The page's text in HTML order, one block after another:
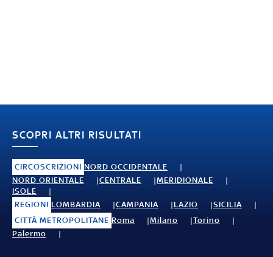
SCOPRI ALTRI RISULTATI
CIRCOSCRIZIONI NORD OCCIDENTALE
NORD ORIENTALE
CENTRALE
MERIDIONALE
ISOLE
REGIONI LOMBARDIA CAMPANIA LAZIO
SICILIA
CITTÀ METROPOLITANE Roma Milano
Torino
Palermo